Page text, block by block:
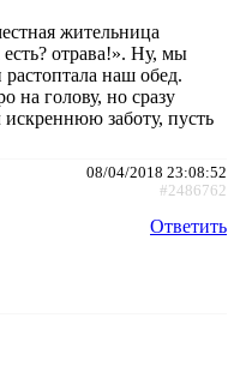
жительница
есть? отрава!». Ну, мы
наш обед.
на голову, но сразу
заботу, пусть
08/04/2018 23:08:52
#2486762
Ответить